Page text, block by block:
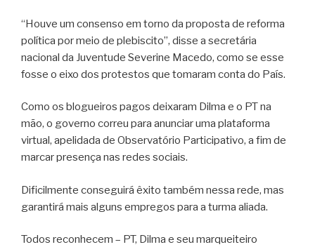
“Houve um consenso em torno da proposta de reforma
política por meio de plebiscito”, disse a secretária
nacional da Juventude Severine Macedo, como se esse
fosse o eixo dos protestos que tomaram conta do País.
Como os blogueiros pagos deixaram Dilma e o PT na
mão, o governo correu para anunciar uma plataforma
virtual, apelidada de Observatório Participativo, a fim de
marcar presença nas redes sociais.
Dificilmente conseguirá êxito também nessa rede, mas
garantirá mais alguns empregos para a turma aliada.
Todos reconhecem – PT, Dilma e seu marqueiteiro